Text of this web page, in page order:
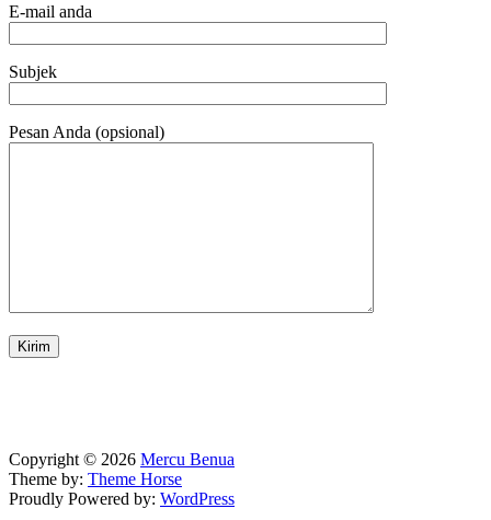
E-mail anda
Subjek
Pesan Anda (opsional)
Copyright © 2026 Mercu Benua
Theme by: Theme Horse
Proudly Powered by: WordPress